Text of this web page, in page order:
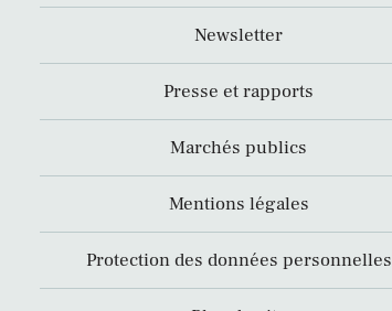
Newsletter
Presse et rapports
Marchés publics
Mentions légales
Protection des données personnelles